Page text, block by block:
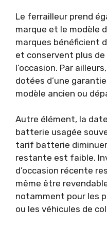
Le ferrailleur prend
marque et le modèle
marques bénéficient
et conservent plus de
l’occasion. Par
dotées d’une
modèle ancien ou
Autre élément, la
batterie usagée
tarif batterie
restante est faible.
d’occasion récente
même être
notamment pour les
ou les véhicules de